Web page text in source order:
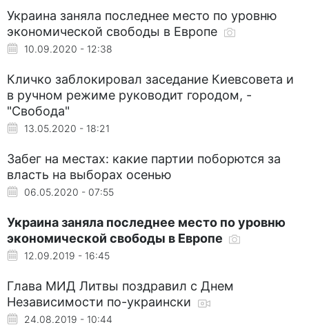
Украина заняла последнее место по уровню
экономической свободы в Европе
10.09.2020 - 12:38
Кличко заблокировал заседание Киевсовета и
в ручном режиме руководит городом, -
"Свобода"
13.05.2020 - 18:21
Забег на местах: какие партии поборются за
власть на выборах осенью
06.05.2020 - 07:55
Украина заняла последнее место по уровню
экономической свободы в Европе
12.09.2019 - 16:45
Глава МИД Литвы поздравил с Днем
Независимости по-украински
24.08.2019 - 10:44